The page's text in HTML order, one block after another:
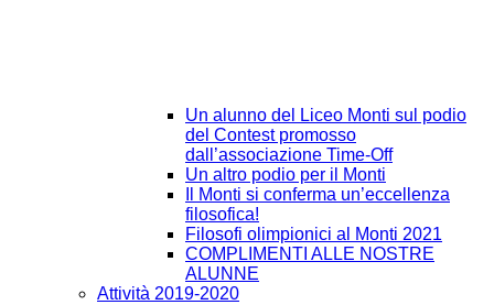
Un alunno del Liceo Monti sul podio
del Contest promosso
dall’associazione Time-Off
Un altro podio per il Monti
Il Monti si conferma un’eccellenza
filosofica!
Filosofi olimpionici al Monti 2021
COMPLIMENTI ALLE NOSTRE
ALUNNE
Attività 2019-2020